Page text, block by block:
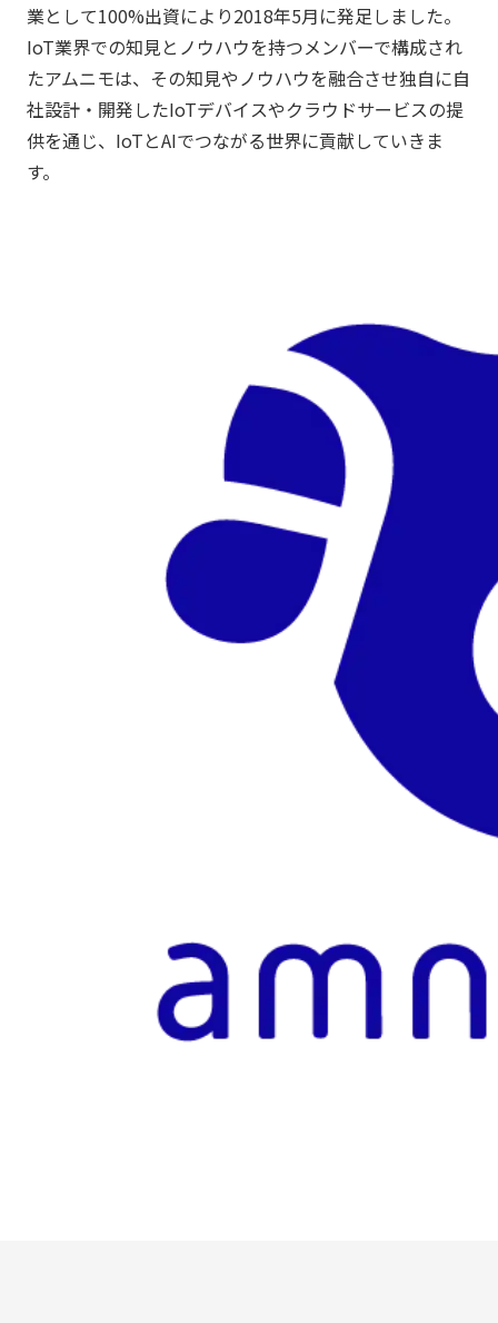
業として100%出資により2018年5月に発足しました。
IoT業界での知見とノウハウを持つメンバーで構成され
たアムニモは、その知見やノウハウを融合させ独自に自
社設計・開発したIoTデバイスやクラウドサービスの提
供を通じ、IoTとAIでつながる世界に貢献していきま
す。